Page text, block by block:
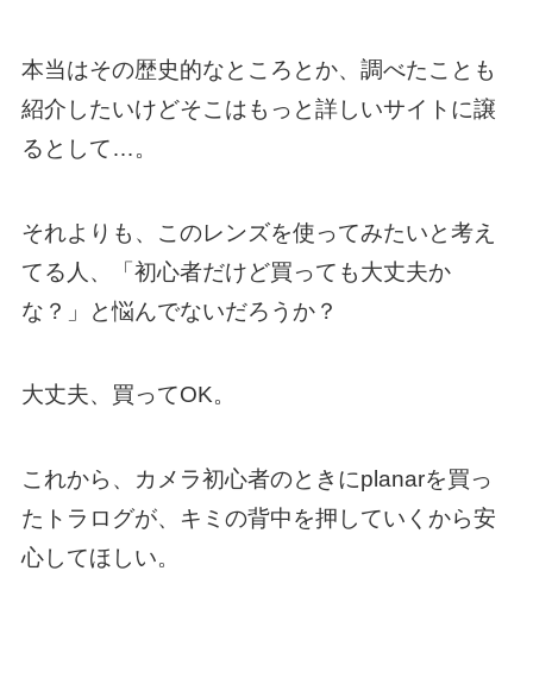
本当はその歴史的なところとか、調べたことも
紹介したいけどそこはもっと詳しいサイトに譲
るとして…。
それよりも、このレンズを使ってみたいと考え
てる人、「初心者だけど買っても大丈夫か
な？」と悩んでないだろうか？
大丈夫、買ってOK。
これから、カメラ初心者のときにplanarを買っ
たトラログが、キミの背中を押していくから安
心してほしい。